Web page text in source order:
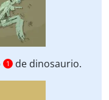
1 de dinosaurio.